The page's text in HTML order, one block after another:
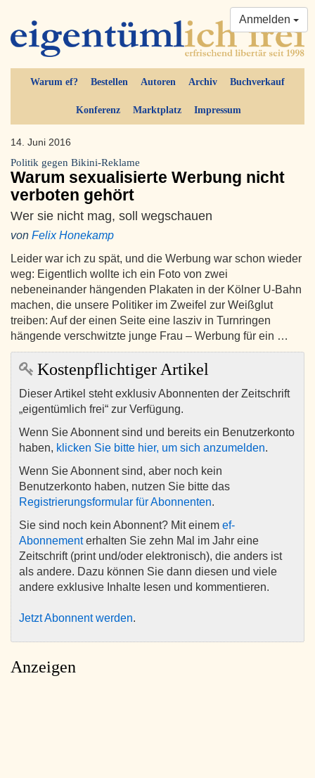
Warum ef? Bestellen Autoren Archiv Buchverkauf
Konferenz Marktplatz Impressum
Anmelden
14. Juni 2016
Politik gegen Bikini-Reklame
Warum sexualisierte Werbung nicht
verboten gehört
Wer sie nicht mag, soll wegschauen
von Felix Honekamp
Leider war ich zu spät, und die Werbung war schon wieder
weg: Eigentlich wollte ich ein Foto von zwei
nebeneinander hängenden Plakaten in der Kölner U-Bahn
machen, die unsere Politiker im Zweifel zur Weißglut
treiben: Auf der einen Seite eine lasziv in Turnringen
hängende verschwitzte junge Frau – Werbung für ein …
Kostenpflichtiger Artikel
Dieser Artikel steht exklusiv Abonnenten der Zeitschrift
„eigentümlich frei“ zur Verfügung.
Wenn Sie Abonnent sind und bereits ein Benutzerkonto
haben, klicken Sie bitte hier, um sich anzumelden.
Wenn Sie Abonnent sind, aber noch kein
Benutzerkonto haben, nutzen Sie bitte das
Registrierungsformular für Abonnenten.
Sie sind noch kein Abonnent? Mit einem ef-
Abonnementerhalten Sie zehn Mal im Jahr eine
Zeitschrift (print und/oder elektronisch), die anders ist
als andere. Dazu können Sie dann diesen und viele
andere exklusive Inhalte lesen und kommentieren.
Jetzt Abonnent werden.
Anzeigen